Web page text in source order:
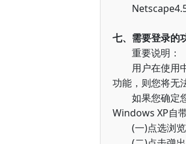
七、需要登录的
重要说明：
用户在使用
功能，则您将无
如果您确定您
Windows XP自
(一)点选浏